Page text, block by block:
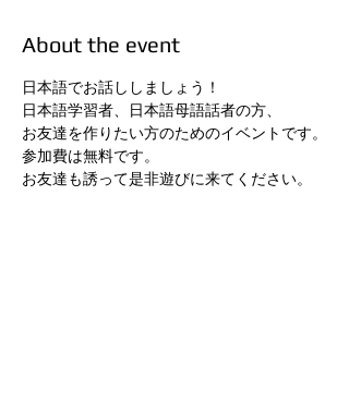
About the event
日本語でお話ししましょう！
日本語学習者、日本語母語話者の方、
お友達を作りたい方のためのイベントです。
参加費は無料です。
お友達も誘って是非遊びに来てください。